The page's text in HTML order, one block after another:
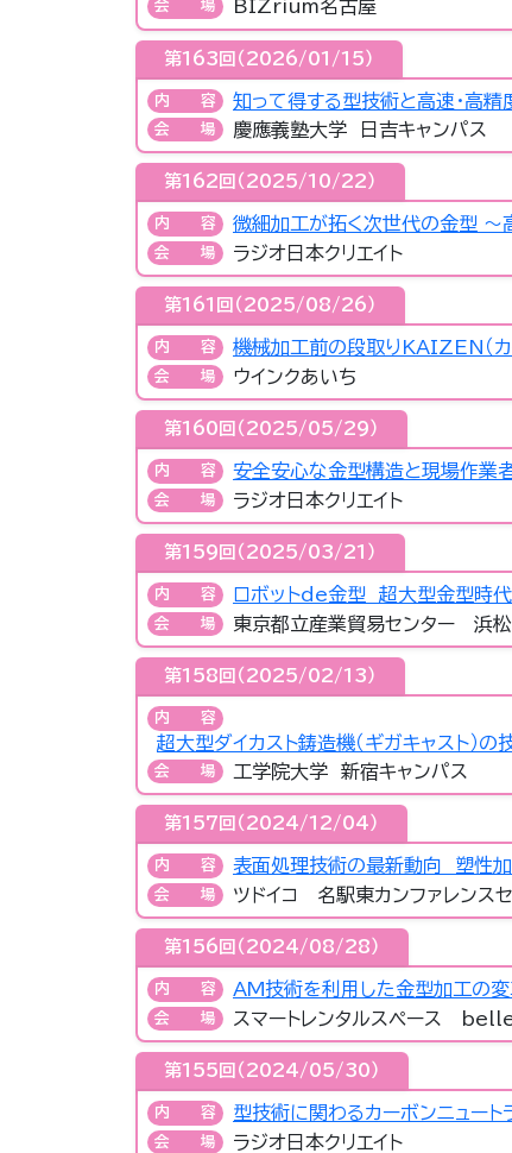
会場 BIZrium名古屋
第163回（2026/01/15）
内容 知って得する型技術と高速・高精
会場 慶應義塾大学 日吉キャンパス
第162回（2025/10/22）
内容 微細加工が拓く次世代の金型 ～
会場 ラジオ日本クリエイト
第161回（2025/08/26）
内容 機械加工前の段取りKAIZEN（カ
会場 ウインクあいち
第160回（2025/05/29）
内容 安全安心な金型構造と現場作業
会場 ラジオ日本クリエイト
第159回（2025/03/21）
内容 ロボットde金型 超大型金型時
会場 東京都立産業貿易センター 浜
第158回（2025/02/13）
内容
超大型ダイカスト鋳造機（ギガキャスト）
会場 工学院大学 新宿キャンパス
第157回（2024/12/04）
内容 表面処理技術の最新動向 塑性
会場 ツドイコ 名駅東カンファレンス
第156回（2024/08/28）
内容 AM技術を利用した金型加工の
会場 スマートレンタルスペース
第155回（2024/05/30）
内容 型技術に関わるカーボンニュート
会場 ラジオ日本クリエイト